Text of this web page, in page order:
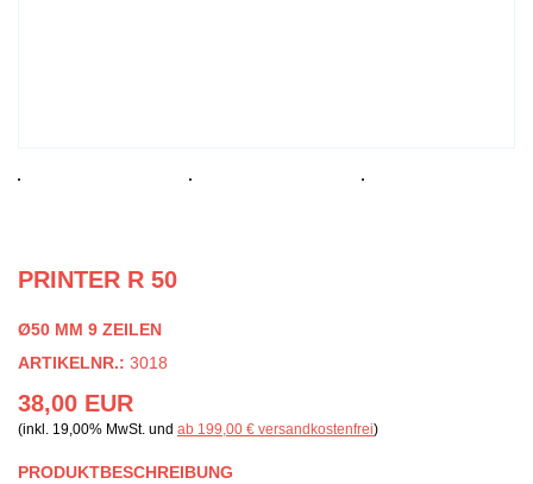
PRINTER R 50
Ø50 MM 9 ZEILEN
ARTIKELNR.: 3018
38,00 EUR
(inkl. 19,00% MwSt. und ab 199,00 € versandkostenfrei)
PRODUKTBESCHREIBUNG